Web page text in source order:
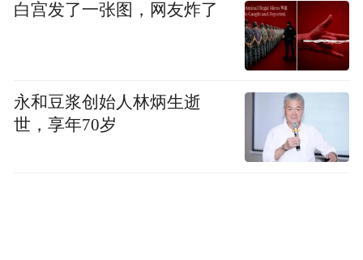
白宫发了一张图，网友炸了
永和豆浆创始人林炳生逝
世，享年70岁